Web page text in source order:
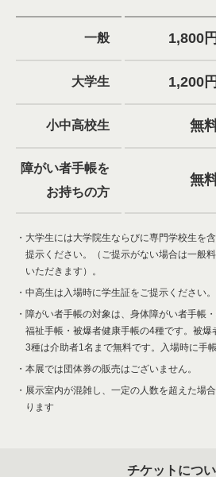
一般 1,800円
大学生 1,200円
小中高校生 無
障がい者手帳を
お持ちの方
無
大学生には大学院生ならびに専門学校生を
提示ください。（ご提示がない場合は一般
いただきます）。
中高生は入場時に学生証をご提示ください。
障がい者手帳の対象は、身体障がい者手帳
福祉手帳・被爆者健康手帳の4種です。被
3種は介助者1名まで無料です。入場時に手
本展では団体券の販売はございません。
展示室内が混雑し、一定の人数を超えた場
ります
チケットにつ